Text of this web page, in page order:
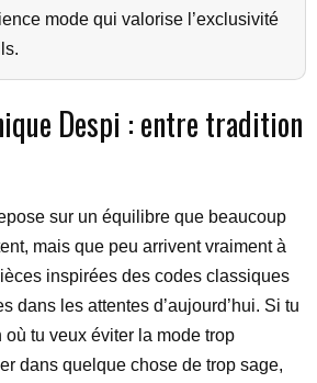
mode qui valorise l’exclusivité
Despi : entre tradition
sur un équilibre que beaucoup
mais que peu arrivent vraiment à
inspirées des codes classiques
dans les attentes d’aujourd’hui. Si tu
tu veux éviter la mode trop
dans quelque chose de trop sage,